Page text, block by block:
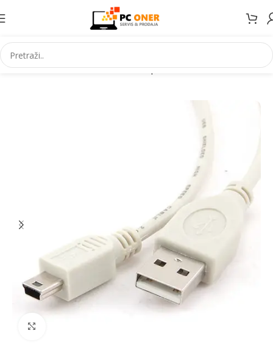
Početna Informatika Kablovi i adapteri USB kablovi